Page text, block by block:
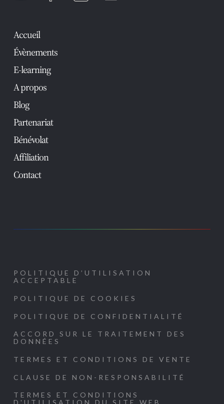
Accueil
Évènements
E-learning
A propos
Blog
Partenariat
Bénévolat
Affiliation
Contact
POLITIQUE D’UTILISATION
ACCEPTABLE
POLITIQUE DE COOKIES
POLITIQUE DE CONFIDENTIALITÉ
ACCORD SUR LE TRAITEMENT DES
DONNÉES
TERMES ET CONDITIONS DE VENTE
CLAUSE DE NON-RESPONSABILITÉ
TERMES ET CONDITIONS